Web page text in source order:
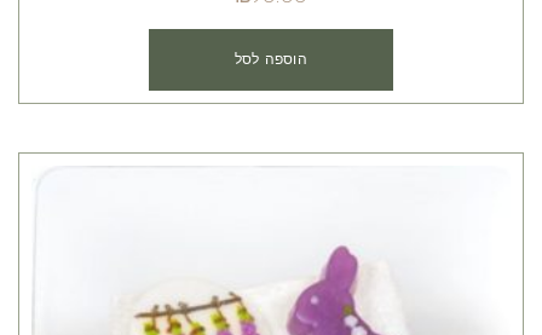
הוספה לסל